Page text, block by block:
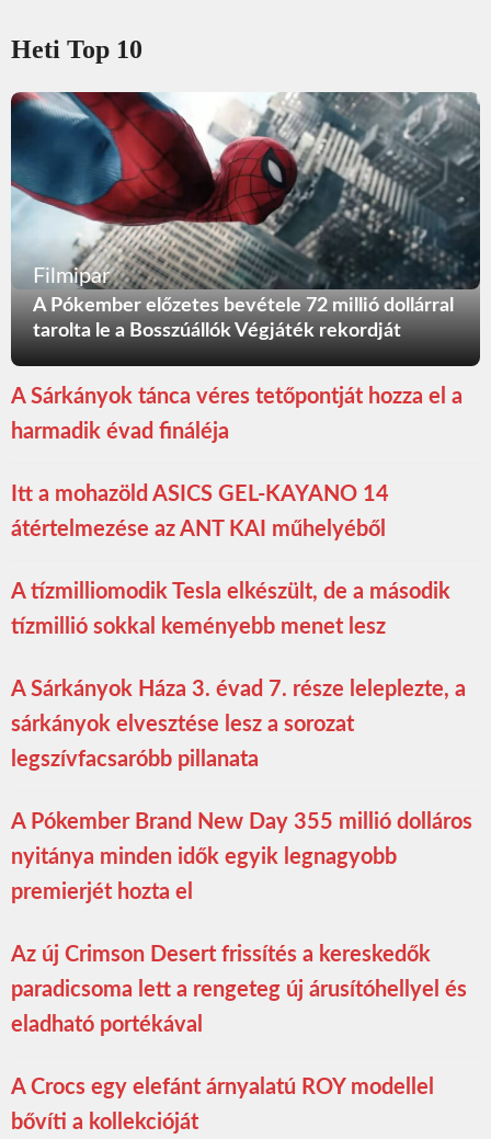
Heti Top 10
Filmipar
A Pókember előzetes bevétele 72 millió dollárral
tarolta le a Bosszúállók Végjáték rekordját
A Sárkányok tánca véres tetőpontját hozza el a
harmadik évad fináléja
Itt a mohazöld ASICS GEL-KAYANO 14
átértelmezése az ANT KAI műhelyéből
A tízmilliomodik Tesla elkészült, de a második
tízmillió sokkal keményebb menet lesz
A Sárkányok Háza 3. évad 7. része leleplezte, a
sárkányok elvesztése lesz a sorozat
legszívfacsaróbb pillanata
A Pókember Brand New Day 355 millió dolláros
nyitánya minden idők egyik legnagyobb
premierjét hozta el
Az új Crimson Desert frissítés a kereskedők
paradicsoma lett a rengeteg új árusítóhellyel és
eladható portékával
A Crocs egy elefánt árnyalatú ROY modellel
bővíti a kollekcióját